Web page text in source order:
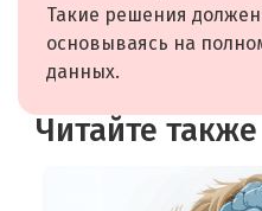
Такие решения
основываясь на
данных.
Читайте также